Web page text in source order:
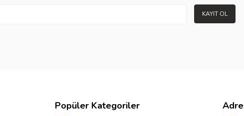
KAYIT OL
Popüler Kategoriler